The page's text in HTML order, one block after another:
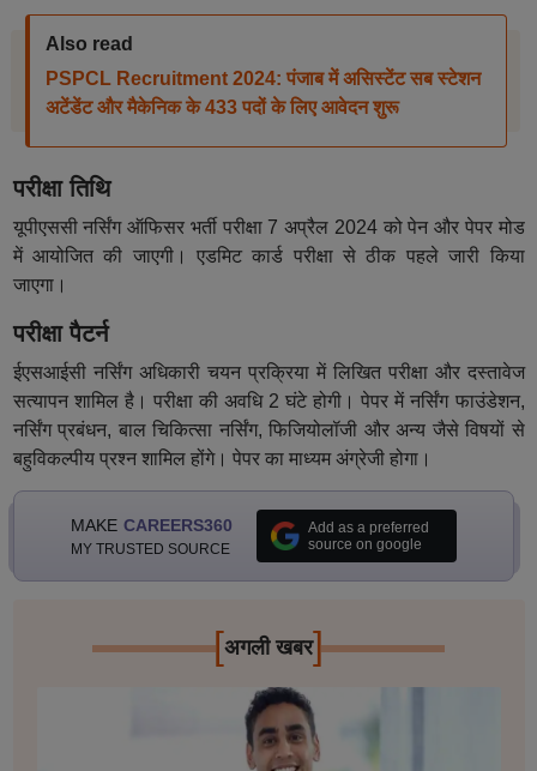
Also read
PSPCL Recruitment 2024: पंजाब में असिस्टेंट सब स्टेशन
अटेंडेंट और मैकेनिक के 433 पदों के लिए आवेदन शुरू
परीक्षा तिथि
यूपीएससी नर्सिंग ऑफिसर भर्ती परीक्षा 7 अप्रैल 2024 को पेन और पेपर मोड
में आयोजित की जाएगी। एडमिट कार्ड परीक्षा से ठीक पहले जारी किया
जाएगा।
परीक्षा पैटर्न
ईएसआईसी नर्सिंग अधिकारी चयन प्रक्रिया में लिखित परीक्षा और दस्तावेज
सत्यापन शामिल है। परीक्षा की अवधि 2 घंटे होगी। पेपर में नर्सिंग फाउंडेशन,
नर्सिंग प्रबंधन, बाल चिकित्सा नर्सिंग, फिजियोलॉजी और अन्य जैसे विषयों से
बहुविकल्पीय प्रश्न शामिल होंगे। पेपर का माध्यम अंग्रेजी होगा।
MAKE CAREERS360
MY TRUSTED SOURCE
Add as a preferred
source on google
[अगली खबर]